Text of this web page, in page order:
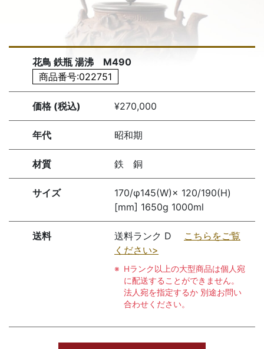
花鳥 鉄瓶 湯沸 M490
商品番号:022751
価格 (税込) ¥270,000
年代 昭和期
材質 鉄 銅
サイズ
170/φ145(W)× 120/190(H)
[mm] 1650g 1000ml
送料 送料ランク D こちらをご覧
ください>
Hランク以上の大型商品は個人宛
に配送することができません。
法人宛を指定するか 別途お問い
合わせください。